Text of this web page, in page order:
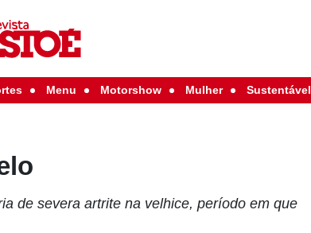
Menu Motorshow Mulher Sustentável
de severa artrite na velhice, período em que